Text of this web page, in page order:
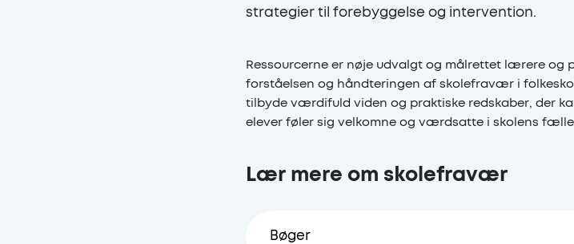
strategier til forebyggelse og intervention.
Ressourcerne er nøje udvalgt og målrettet lærere og
forståelsen og håndteringen af skolefravær i
tilbyde værdifuld viden og praktiske redskaber, der
elever føler sig velkomne og værdsatte i skolens
Lær mere om skolefravær
Bøger